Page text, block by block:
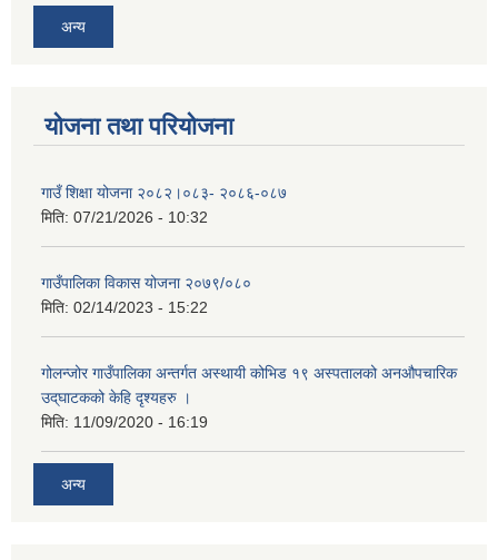
अन्य
योजना तथा परियोजना
गाउँ शिक्षा योजना २०८२।०८३- २०८६-०८७
मिति: 07/21/2026 - 10:32
गाउँपालिका विकास योजना २०७९/०८०
मिति: 02/14/2023 - 15:22
गोलन्जोर गाउँपालिका अन्तर्गत अस्थायी कोभिड १९ अस्पतालको अनऔपचारिक
उद्‌घाटकको केहि दृश्यहरु ।
मिति: 11/09/2020 - 16:19
अन्य